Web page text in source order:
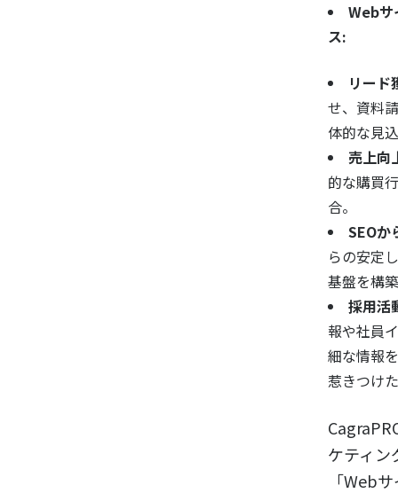
Webサ
ス:
リード
せ、資料
体的な見
売上向
的な購買
合。
SEOか
らの安定
基盤を構
採用活
報や社員
細な情報
惹きつけ
ケティン
「Web